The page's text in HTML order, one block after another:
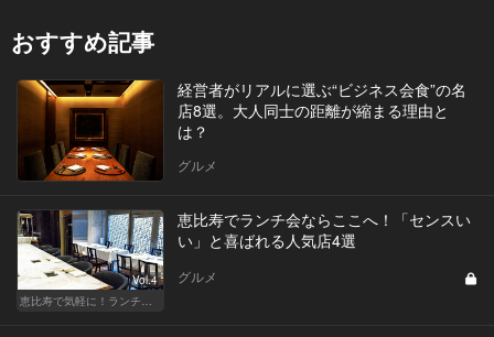
おすすめ記事
経営者がリアルに選ぶ“ビジネス会食”の名
店8選。大人同士の距離が縮まる理由と
は？
グルメ
Vol.4
恵比寿で気軽に！ランチデート
恵比寿でランチ会ならここへ！「センスい
い」と喜ばれる人気店4選
グルメ